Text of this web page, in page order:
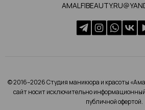
© 2016–2026 Студия маникюра и красоты
сайт носит исключительно
публичной офертой.